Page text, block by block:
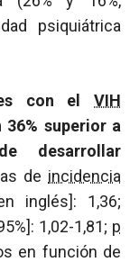
psiquiátrica
con elVIH
superior a
desarrollar
de incidencia
inglés]: 1,36;
1,02-1,81; p
en función de